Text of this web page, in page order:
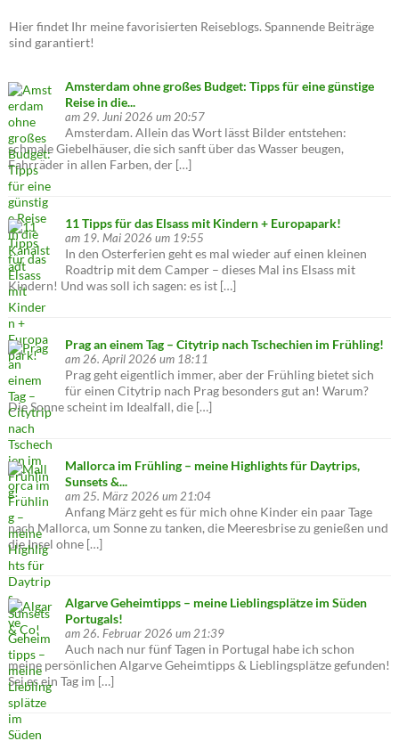
Hier findet Ihr meine favorisierten Reiseblogs. Spannende Beiträge
sind garantiert!
Amsterdam ohne großes Budget: Tipps für eine günstige
Reise in die...
am 29. Juni 2026 um 20:57
Amsterdam. Allein das Wort lässt Bilder entstehen:
schmale Giebelhäuser, die sich sanft über das Wasser beugen,
Fahrräder in allen Farben, der […]
11 Tipps für das Elsass mit Kindern + Europapark!
am 19. Mai 2026 um 19:55
In den Osterferien geht es mal wieder auf einen kleinen
Roadtrip mit dem Camper – dieses Mal ins Elsass mit
Kindern! Und was soll ich sagen: es ist […]
Prag an einem Tag – Citytrip nach Tschechien im Frühling!
am 26. April 2026 um 18:11
Prag geht eigentlich immer, aber der Frühling bietet sich
für einen Citytrip nach Prag besonders gut an! Warum?
Die Sonne scheint im Idealfall, die […]
Mallorca im Frühling – meine Highlights für Daytrips,
Sunsets &...
am 25. März 2026 um 21:04
Anfang März geht es für mich ohne Kinder ein paar Tage
nach Mallorca, um Sonne zu tanken, die Meeresbrise zu genießen und
die Insel ohne […]
Algarve Geheimtipps – meine Lieblingsplätze im Süden
Portugals!
am 26. Februar 2026 um 21:39
Auch nach nur fünf Tagen in Portugal habe ich schon
meine persönlichen Algarve Geheimtipps & Lieblingsplätze gefunden!
Sei es ein Tag im […]